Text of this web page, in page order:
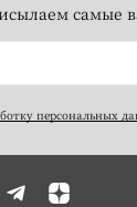
самые
персональных